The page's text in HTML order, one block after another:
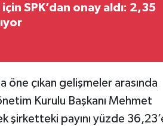
SPK’dan onay aldı: 2,35
öne çıkan gelişmeler arasında
Kurulu Başkanı Mehmet
şirketteki payını yüzde